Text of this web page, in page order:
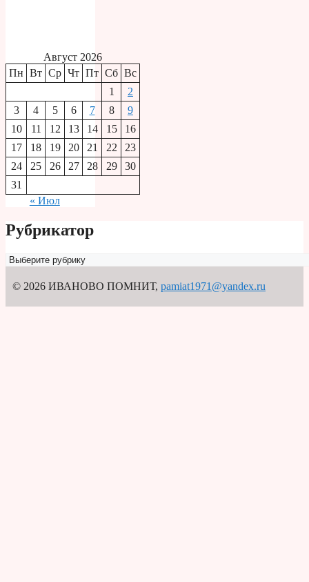
Август 2026
Пн Вт Ср Чт Пт Сб Вс
1
2
3
4 5 6 7 8
9
10
11 12 13 14 15
16
17
18 19 20 21 22
23
24
25 26 27 28 29
30
31
« Июл
Рубрикатор
Рубрикатор
© 2026 ИВАНОВО ПОМНИТ, pamiat1971@yandex.ru